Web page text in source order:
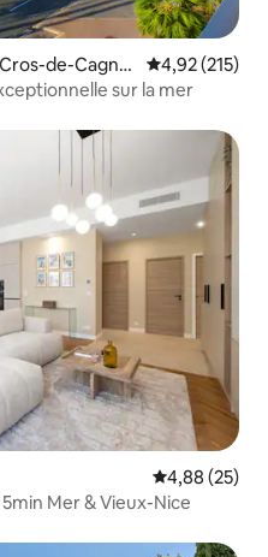
de-Cagne
Évaluation
4,92 (215)
sur la mer
Évaluation
4,88 (25)
Mer & Vieux-Nice